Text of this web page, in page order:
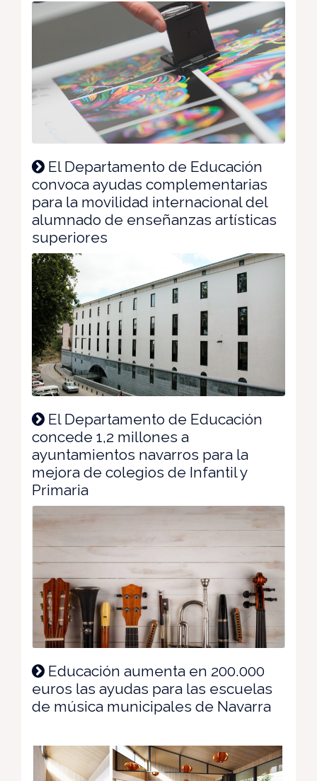
El Departamento de Educación
convoca ayudas complementarias
para la movilidad internacional del
alumnado de enseñanzas artísticas
superiores
El Departamento de Educación
concede 1,2 millones a
ayuntamientos navarros para la
mejora de colegios de Infantil y
Primaria
Educación aumenta en 200.000
euros las ayudas para las escuelas
de música municipales de Navarra